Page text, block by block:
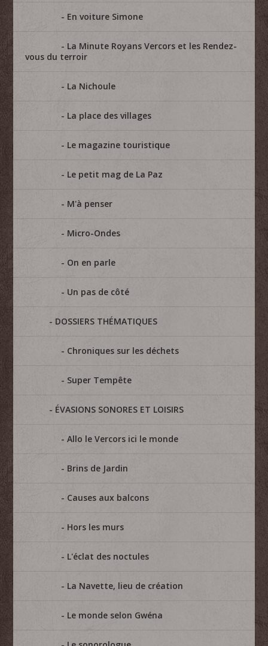
En voiture Simone
La Minute Royans Vercors et les Rendez-
vous du terroir
La Nichoule
La place des villages
Le magazine touristique
Le petit mag de La Paz
M'à penser
Micro-Ondes
On en parle
Un pas de côté
DOSSIERS THÉMATIQUES
Chroniques sur les déchets
Super Tempête
ÉVASIONS SONORES ET LOISIRS
Allo le Vercors ici le monde
Brins de Jardin
Causes aux balcons
Hors les murs
L'éclat des noctules
La Navette, lieu de création
Le monde selon Gwéna